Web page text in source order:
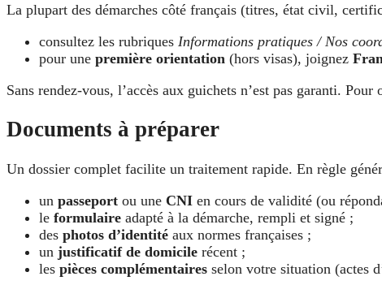
La plupart des démarches côté français (titres, état civil,
consultez les rubriques Informations pratiques / Nos
pour une première orientation (hors visas), joignez
Sans rendez-vous, l’accès aux guichets n’est pas garanti.
Documents à préparer
Un dossier complet facilite un traitement rapide. En règle
un passeport ou une CNI en cours de validité (ou
le formulaire adapté à la démarche, rempli et signé ;
des photos d’identité aux normes françaises ;
un justificatif de domicile récent ;
les pièces complémentaires selon votre situation (actes